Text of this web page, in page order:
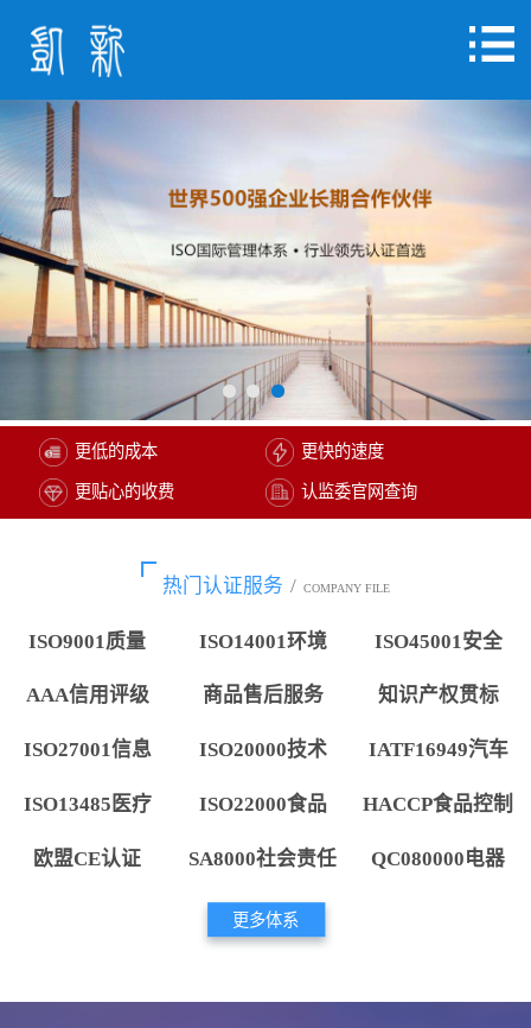
更低的成本 更快的速度
更贴心的收费 认监委官网查询
热门认证服务 / COMPANY FILE
ISO9001质量 ISO14001环境 ISO45001安全
AAA信用评级 商品售后服务 知识产权贯标
ISO27001信息 ISO20000技术 IATF16949汽车
ISO13485医疗 ISO22000食品 HACCP食品控制
欧盟CE认证 SA8000社会责任 QC080000电器
更多体系